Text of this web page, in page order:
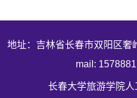
地址：吉林省长春市双阳区奢
mail:
长春大学旅游学院